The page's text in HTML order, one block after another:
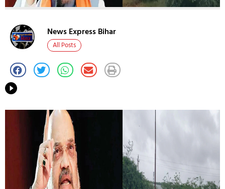
News Express Bihar
All Posts